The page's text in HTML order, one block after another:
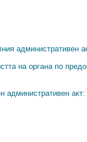
административен
на органа по
административен акт: